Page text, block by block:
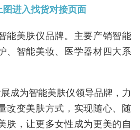
图进入找货对接页面
能美肤仪品牌。主要产销智能
、智能美妆、医学器材四大系
成为智能美肤仪领导品牌，力
改变美肤方式，实现随心、随
肤，让更多女性成为更美的自